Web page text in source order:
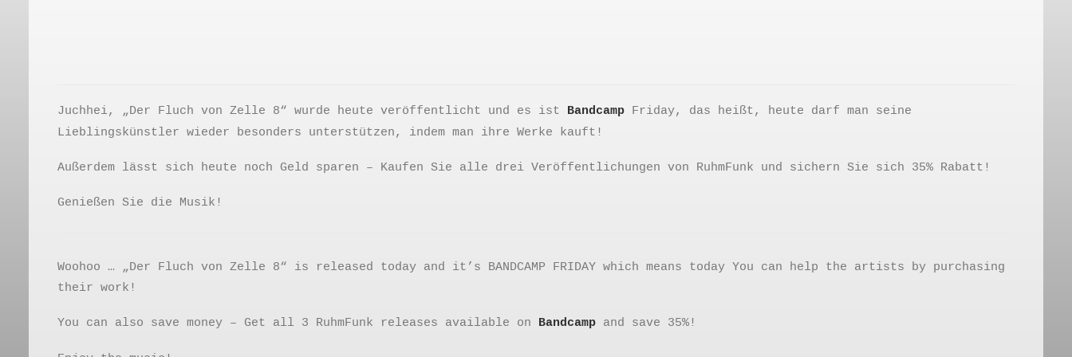
Juchhei, „Der Fluch von Zelle 8“ wurde heute veröffentlicht und es ist Bandcamp Friday, das heißt, heute darf man seine
Lieblingskünstler wieder besonders unterstützen, indem man ihre Werke kauft!
Außerdem lässt sich heute noch Geld sparen – Kaufen Sie alle drei Veröffentlichungen von RuhmFunk und sichern Sie sich 35% Rabatt!
Genießen Sie die Musik!
Woohoo … „Der Fluch von Zelle 8“ is released today and it’s BANDCAMP FRIDAY which means today You can help the artists by purchasing
their work!
You can also save money – Get all 3 RuhmFunk releases available on Bandcamp and save 35%!